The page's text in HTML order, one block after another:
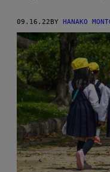
09.16.22BY HANAKO